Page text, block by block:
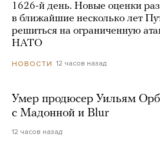
1626-й день. Новые оценки
в ближайшие несколько лет
решиться на ограниченную
НАТО
НОВОСТИ 12 часов назад
Умер продюсер Уильям
с Мадонной и Blur
12 часов назад